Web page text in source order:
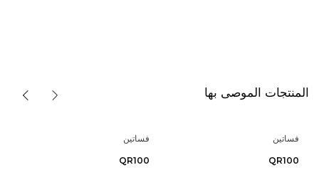
المنتجات الموصى بها
فساتين
QR100
فساتين
QR100